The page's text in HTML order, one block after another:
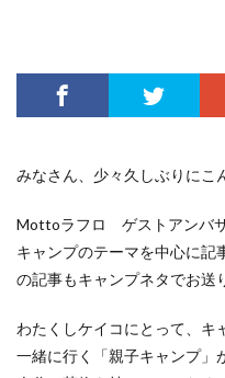
みなさん、少々久しぶりにこ
Mottoラフロ ゲストアンバサ
キャンプのテーマを中心に記
の記事もキャンプネタでお送
わたくしケイコにとって、キ
一緒に行く「親子キャンプ」